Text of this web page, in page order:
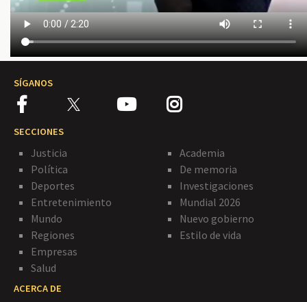
SÍGANOS
SECCIONES
Justicia
Política
Deportes
Entretenimiento
Mundo
Regiones
Empresas
Salud
Academia
De memoria
Investigaciones
Mundial 2026
Nuevo gobierno
Estilo de vida
ACERCA DE